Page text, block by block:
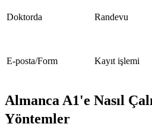
Doktorda Randevu
E-posta/Form Kayıt işlemi
Almanca A1'e Nasıl
Yöntemler